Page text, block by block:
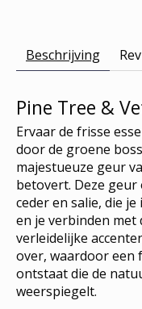
Beschrijving
Pine Tree &
Ervaar de frisse
door de groene
majestueuze geur
betovert. Deze
ceder en salie, die
en je verbinden met
verleidelijke
over, waardoor een
ontstaat die de
weerspiegelt.